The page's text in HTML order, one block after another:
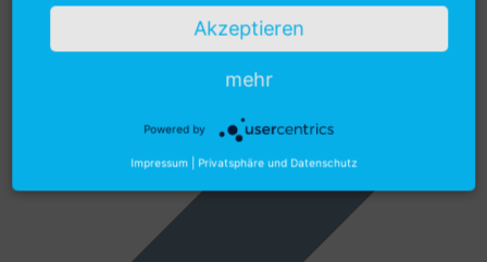
Akzeptieren
mehr
Powered by
Impressum Privatsphäre und Datenschutz